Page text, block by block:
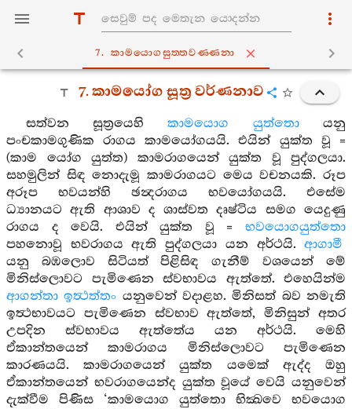
7. කාමයොගසුත‍්තවණ‍්ණනා
7. කාමයෝග සූත්‍ර වර්ණනාව
සත්වන සූත්‍රයෙහිකාමයොග යුත්තොයනු
පංචකාමගුණික රාගය කාමයෝගයයි. එයින් යුක්ත වූ =
(කාම යෝග යුත්ත) කාමරාගයෙන් යුක්ත වූ පුද්ගලයා.
සහමුලින් සිඳ නොදැමූ කාමරාගයට මෙය වචනයකි. රූප
අරූප භවයන්හි ඡන්‍දරාගය භවයෝගයයි. එසේම
ධ්‍යානයට ඇති ආශාව ද ශාස්වත දෘෂ්ටිය සමග යෙදුණු
රාගය ද වෙයි. එයින් යුක්ත වූ = භවයොගයුත්තො
පහනොවූ භවරාගය ඇති පුද්ගලයා යන අර්ථයි.ආගාමී
යනු බඹලොව සිටියත් පිළිසිඳ ගැනීම් වශයෙන් මේ
මිනිස්ලොවට පැමිණෙන ස්වභාවය ඇත්තේ. එහෙයින්ම
ආගන්තා ඉත්‍ථත්තං යනුවෙන් වදාළහ. මිනිසත් බව නමැති
ඉත්‍ථභාවයට පැමිණෙන ස්වභාව ඇත්තේ, මිනිසුන් අතර
උපදින ස්වභාවය ඇත්තේය යන අර්ථයි. මෙහි
ඒකාන්තයෙන් කාමරාගය මිනිස්ලොවට පැමිණෙන
කාරණයයි. කාමරාගයෙන් යුක්ත යමෙක් ඇද්ද ඔහු
ඒකාන්තයෙන් භවරාගයෙන්ද යුක්ත වූයේ වෙයි යනුවෙන්
දැක්වීම පිණිස ‘කාමයොග යුත්තො භික්‍ඛවෙ භවයොග